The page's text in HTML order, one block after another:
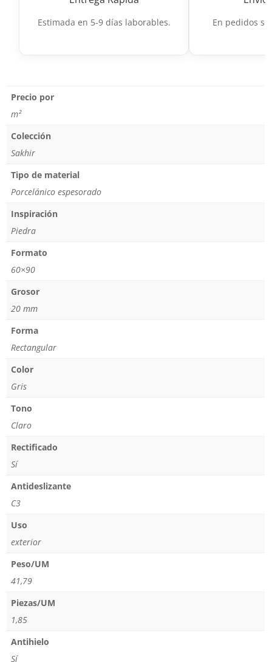
Estimada en 5-9 días laborables. En pedidos
Precio por
m²
Colección
Sakhir
Tipo de material
Porcelánico espesorado
Inspiración
Piedra
Formato
60×90
Grosor
20 mm
Forma
Rectangular
Color
Gris
Tono
Claro
Rectificado
Sí
Antideslizante
C3
Uso
exterior
Peso/UM
41,79
Piezas/UM
1,85
Antihielo
Sí